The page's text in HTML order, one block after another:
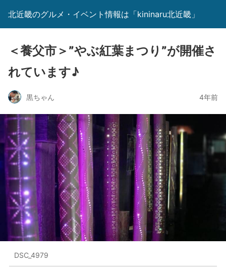
北近畿のグルメ・イベント情報は「kininaru北近畿」
＜養父市＞”やぶ紅葉まつり”が開催さ
れています♪
黒ちゃん 4年前
DSC_4979